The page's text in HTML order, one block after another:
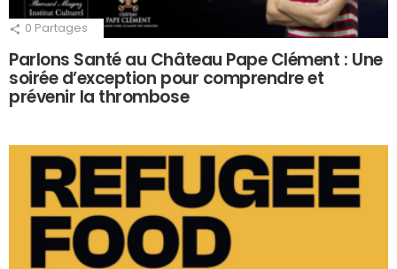
0 Partages
Parlons Santé au Château Pape Clément : Une
soirée d’exception pour comprendre et
prévenir la thrombose